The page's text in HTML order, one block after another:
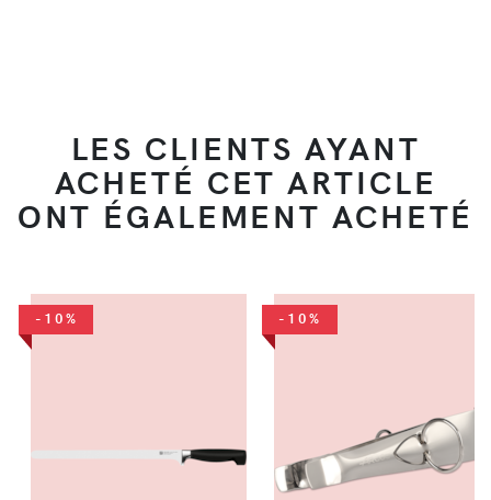
LES CLIENTS AYANT
ACHETÉ CET ARTICLE
ONT ÉGALEMENT ACHETÉ
-10% -10%